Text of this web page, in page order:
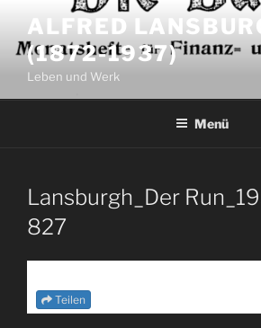
Inhalt
springen
ALFRED
(1872-1937)
Leben und Werk
Menü
Lansburgh_Der
827
Teilen